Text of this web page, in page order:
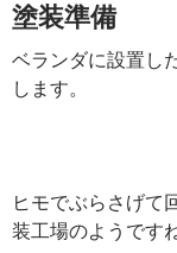
塗装準備
ベランダに設置し
します。
ヒモでぶらさげて
装工場のようです